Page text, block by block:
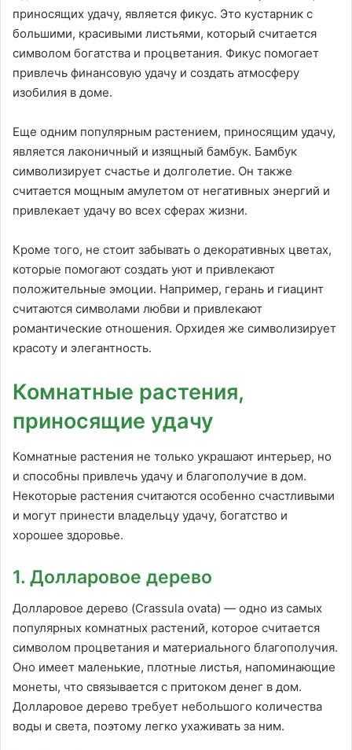
приносящих удачу, является фикус. Это кустарник с
большими, красивыми листьями, который считается
символом богатства и процветания. Фикус помогает
привлечь финансовую удачу и создать атмосферу
изобилия в доме.
Еще одним популярным растением, приносящим удачу,
является лаконичный и изящный бамбук. Бамбук
символизирует счастье и долголетие. Он также
считается мощным амулетом от негативных энергий и
привлекает удачу во всех сферах жизни.
Кроме того, не стоит забывать о декоративных цветах,
которые помогают создать уют и привлекают
положительные эмоции. Например, герань и гиацинт
считаются символами любви и привлекают
романтические отношения. Орхидея же символизирует
красоту и элегантность.
Комнатные растения,
приносящие удачу
Комнатные растения не только украшают интерьер, но
и способны привлечь удачу и благополучие в дом.
Некоторые растения считаются особенно счастливыми
и могут принести владельцу удачу, богатство и
хорошее здоровье.
1. Долларовое дерево
Долларовое дерево (Crassula ovata) — одно из самых
популярных комнатных растений, которое считается
символом процветания и материального благополучия.
Оно имеет маленькие, плотные листья, напоминающие
монеты, что связывается с притоком денег в дом.
Долларовое дерево требует небольшого количества
воды и света, поэтому легко ухаживать за ним.